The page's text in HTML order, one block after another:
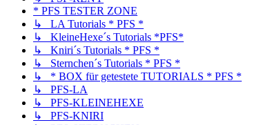
* PFS TESTER ZONE
↳ LA Tutorials * PFS *
↳ KleineHexe´s Tutorials *PFS*
↳ Kniri´s Tutorials * PFS *
↳ Sternchen´s Tutorials * PFS *
↳ * BOX für getestete TUTORIALS * PFS *
↳ PFS-LA
↳ PFS-KLEINEHEXE
↳ PFS-KNIRI